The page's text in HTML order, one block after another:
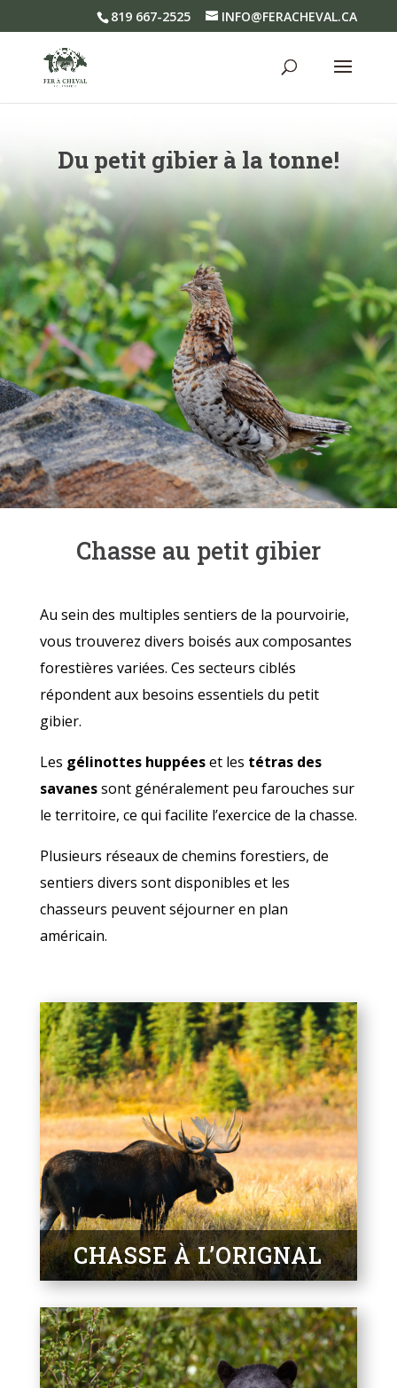
819 667-2525 INFO@FERACHEVAL.CA
Du petit gibier à la tonne!
Chasse au petit gibier
Au sein des multiples sentiers de la pourvoirie,
vous trouverez divers boisés aux composantes
forestières variées. Ces secteurs ciblés
répondent aux besoins essentiels du petit
gibier.
Les gélinottes huppéeset les tétras des
savanessont généralement peu farouches sur
le territoire, ce qui facilite l’exercice de la chasse.
Plusieurs réseaux de chemins forestiers, de
sentiers divers sont disponibles et les
chasseurs peuvent séjourner en plan
américain.
CHASSE À L’ORIGNAL